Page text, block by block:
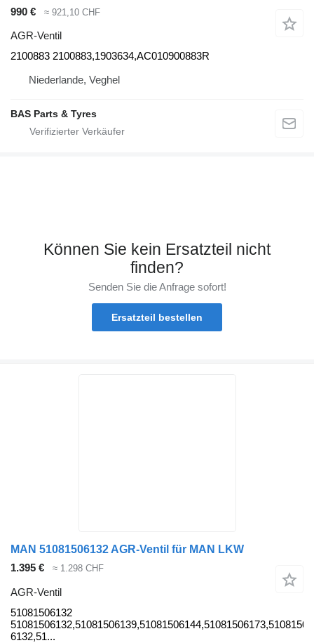
990 €
≈ 921,10 CHF
AGR-Ventil
2100883 2100883,1903634,AC010900883R
Niederlande, Veghel
BAS Parts & Tyres
Können Sie kein Ersatzteil nicht
finden?
Senden Sie die Anfrage sofort!
Ersatzteil bestellen
MAN 51081506132 AGR-Ventil für MAN LKW
1.395 €
≈ 1.298 CHF
AGR-Ventil
51081506132
6132,51...